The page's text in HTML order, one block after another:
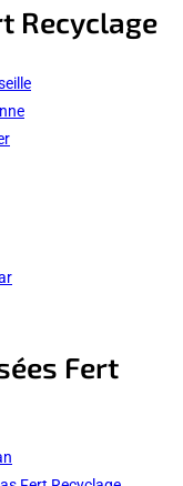
Recyclage
Fert